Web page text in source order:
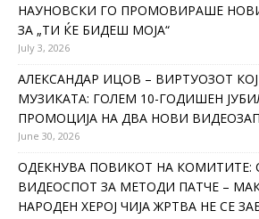
НАУНОВСКИ ГО ПРОМОВИРАШЕ
ЗА „ТИ ЌЕ БИДЕШ МОЈА“
July 3, 2026
АЛЕКСАНДАР ИЦОВ – ВИРТУОЗОТ
МУЗИКАТА: ГОЛЕМ 10-ГОДИШЕН
ПРОМОЦИЈА НА ДВА НОВИ
June 30, 2026
ОДЕКНУВА ПОВИКОТ НА КОМИТИТЕ:
ВИДЕОСПОТ ЗА МЕТОДИ ПАТЧЕ –
НАРОДЕН ХЕРОЈ ЧИЈА ЖРТВА НЕ СЕ